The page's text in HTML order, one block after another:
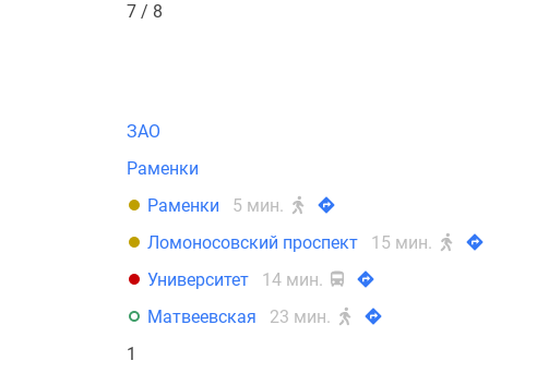
7 / 8
ЗАО
Раменки
Раменки
5 мин.
Ломоносовский проспект
15 мин.
Университет
14 мин.
Матвеевская
23 мин.
1